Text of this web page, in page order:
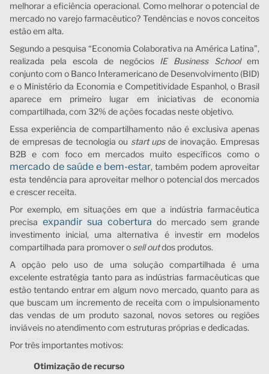
melhorar a eficiência operacional. Como melhorar o potencial de
mercado no varejo farmacêutico? Tendências e novos conceitos
estão em alta.
Segundo a pesquisa “Economia Colaborativa na América Latina”,
realizada pela escola de negócios IE Business Schoolem
conjunto com o Banco Interamericano de Desenvolvimento (BID)
e o Ministério da Economia e Competitividade Espanhol, o Brasil
aparece em primeiro lugar em iniciativas de economia
compartilhada, com 32% de ações focadas neste objetivo.
Essa experiência de compartilhamento não é exclusiva apenas
de empresas de tecnologia ou start upsde inovação. Empresas
B2B e com foco em mercados muito específicos como o
mercado de saúde e bem-estar, também podem aproveitar
esta tendência para aproveitar melhor o potencial dos mercados
e crescer receita.
Por exemplo, em situações em que a indústria farmacêutica
precisa expandir sua cobertura do mercado sem grande
investimento inicial, uma alternativa é investir em modelos
compartilhada para promover o sell outdos produtos.
A opção pelo uso de uma solução compartilhada é uma
excelente estratégia tanto para as indústrias farmacêuticas que
estão tentando entrar em algum novo mercado, quanto para as
que buscam um incremento de receita com o impulsionamento
das vendas de um produto sazonal, novos setores ou regiões
inviáveis no atendimento com estruturas próprias e dedicadas.
Por três importantes motivos:
Otimização de recurso